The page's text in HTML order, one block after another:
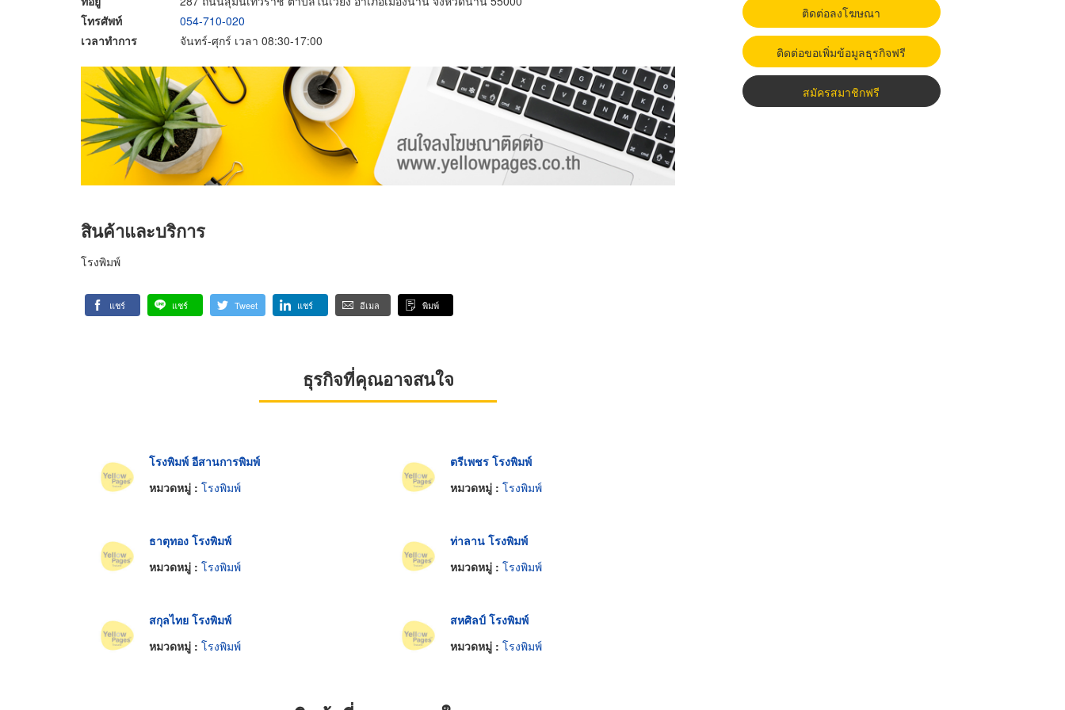
โทรศัพท์
054-710-020
เวลาทำการ
จันทร์-ศุกร์ เวลา 08:30-17:00
สินค้าและบริการ
โรงพิมพ์
แชร์ แชร์ Tweet แชร์ อีเมล พิมพ์
ธุรกิจที่คุณอาจสนใจ
โรงพิมพ์ อีสานการพิมพ์
หมวดหมู่ : โรงพิมพ์
ตรีเพชร โรงพิมพ์
หมวดหมู่ : โรงพิมพ์
ธาตุทอง โรงพิมพ์
หมวดหมู่ : โรงพิมพ์
ท่าลาน โรงพิมพ์
หมวดหมู่ : โรงพิมพ์
สกุลไทย โรงพิมพ์
หมวดหมู่ : โรงพิมพ์
สหศิลป์ โรงพิมพ์
หมวดหมู่ : โรงพิมพ์
ติดต่อลงโฆษณา
ติดต่อขอเพิ่มข้อมูลธุรกิจฟรี
สมัครสมาชิกฟรี